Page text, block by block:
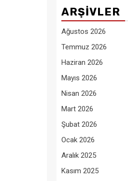
ARŞIVLER
Ağustos 2026
Temmuz 2026
Haziran 2026
Mayıs 2026
Nisan 2026
Mart 2026
Şubat 2026
Ocak 2026
Aralık 2025
Kasım 2025